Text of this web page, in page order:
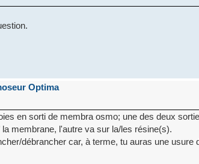
Optima
en sorti de membra osmo; une des deux
membrane, l'autre va sur la/les résine(s).
débrancher car, à terme, tu auras une usure